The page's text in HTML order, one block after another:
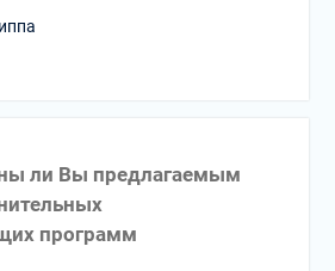
ли Вы предлагаемым
программ